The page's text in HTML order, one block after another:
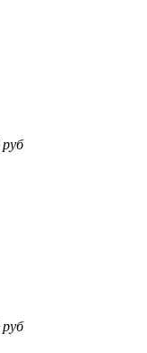
руб
руб